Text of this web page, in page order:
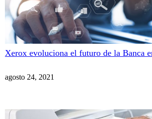
Xerox evoluciona el futuro de la Banca
agosto 24, 2021